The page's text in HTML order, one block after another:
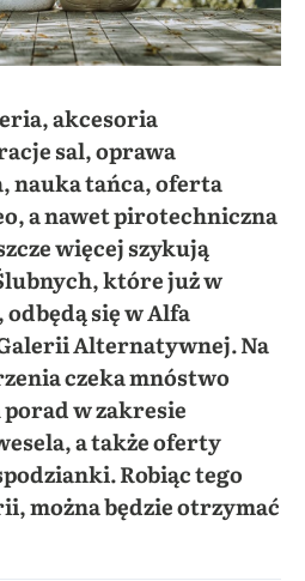
akcesoria
sal, oprawa
nauka tańca, oferta
a nawet pirotechniczna
więcej szykują
które już w
się w Alfa
Alternatywnej. Na
czeka mnóstwo
w zakresie
a także oferty
Robiąc tego
można będzie otrzymać